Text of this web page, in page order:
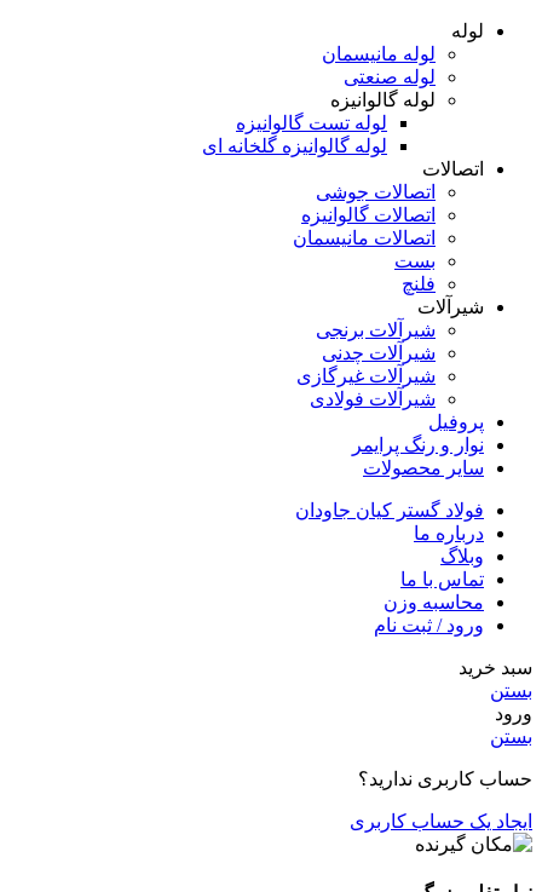
لوله
لوله مانیسمان
لوله صنعتی
لوله گالوانیزه
لوله تست گالوانیزه
لوله گالوانیزه گلخانه ای
اتصالات
اتصالات جوشی
اتصالات گالوانیزه
اتصالات مانیسمان
بست
فلنچ
شیرآلات
شیرآلات برنجی
شیرآلات چدنی
شیرآلات غیرگازی
شیرآلات فولادی
پروفیل
نوار و رنگ پرایمر
سایر محصولات
فولاد گستر کیان جاودان
درباره ما
وبلاگ
تماس با ما
محاسبه وزن
ورود / ثبت نام
سبد خرید
بستن
ورود
بستن
حساب کاربری ندارید؟
ایجاد یک حساب کاربری